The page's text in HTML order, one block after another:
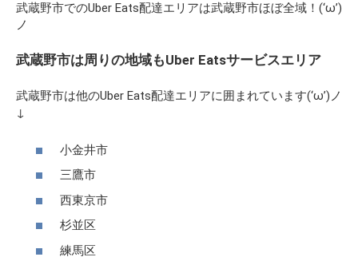
武蔵野市でのUber Eats配達エリアは武蔵野市ほぼ全域！(‘ω’)
ノ
武蔵野市は周りの地域もUber Eatsサービスエリア
武蔵野市は他のUber Eats配達エリアに囲まれています(‘ω’)ノ
↓
小金井市
三鷹市
西東京市
杉並区
練馬区